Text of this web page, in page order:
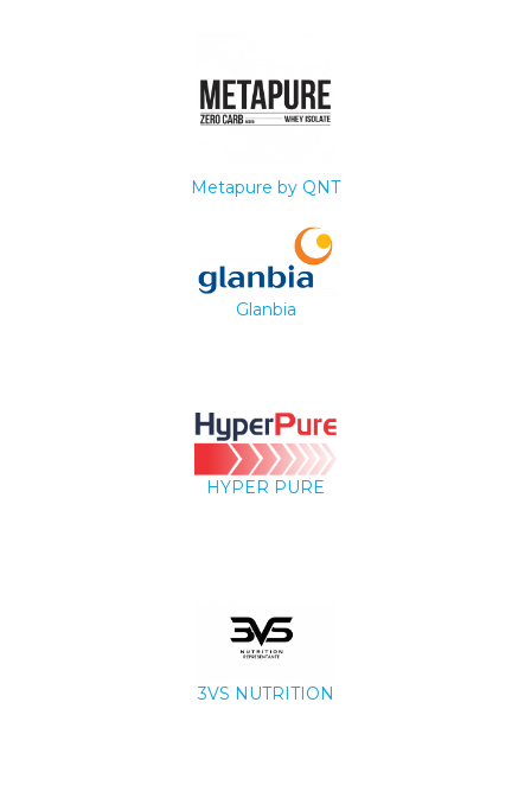
Metapure by QNT
Glanbia
HYPER PURE
3VS NUTRITION